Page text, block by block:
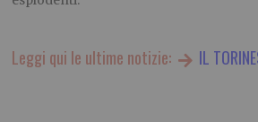
Leggi qui le ultime notizie: IL